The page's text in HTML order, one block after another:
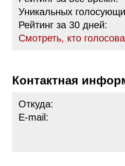
Уникальных
Рейтинг за 30 дней:
Cмотреть, кто
Контактная
Откуда:
E-mail: